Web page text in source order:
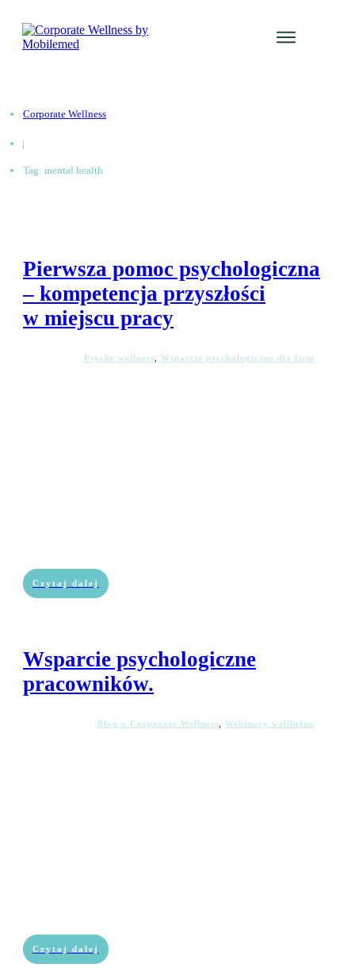
Corporate Wellness
|
Tag: mental health
Pierwsza pomoc psychologiczna
– kompetencja przyszłości
w miejscu pracy
Psyche wellness Wsparcie psychologiczne dla firm
Czytaj dalej
Wsparcie psychologiczne
pracowników.
Blog o Corporate Wellness Webinary wellbeing
Czytaj dalej